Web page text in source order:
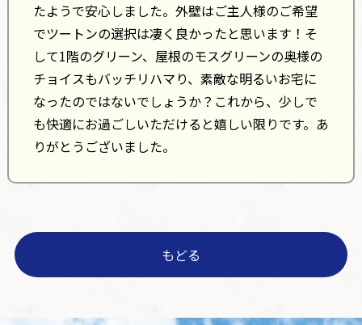
たようで安心しました。外壁はご主人様のご希望
でツートンの選択は凄く良かったと思います！そ
して1階のグリーン、屋根のモスグリーンの奥様の
チョイスもバッチリハマり、素敵な明るいお宅に
なったのではないでしょうか？これから、少しで
も快適にお過ごしいただけると嬉しい限りです。あ
りがとうございました。
もどる